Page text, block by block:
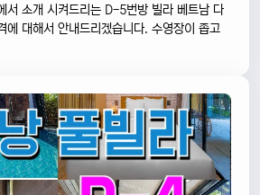
서 소개 시켜드리는 D-5번방 빌라 베트남 다
서 안내드리겠습니다. 수영장이 좁고